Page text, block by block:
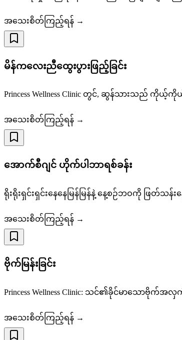
အသေးစိတ်ကြည့်ရန် →
မိန်ကလေးညီထွေးပွားဖြည့်ခြင်း
Princess Wellness Clinic တွင်, ဆွန်သားသည်
အသေးစိတ်ကြည့်ရန် →
အောက်စီဂျင် ဟိုက်ပါဘာရစ်ခန်း
ရိုးရိုးရှင်းရှင်းနေနေမြန်မြန်နဲ့ နေ့စဉ်ဘဝကို ဖြတ်
အသေးစိတ်ကြည့်ရန် →
ဗိုက်မြန်းခြင်း
Princess Wellness Clinic: သင်၏ခိုင်မာသောဗိုက်အလှ
အသေးစိတ်ကြည့်ရန် →